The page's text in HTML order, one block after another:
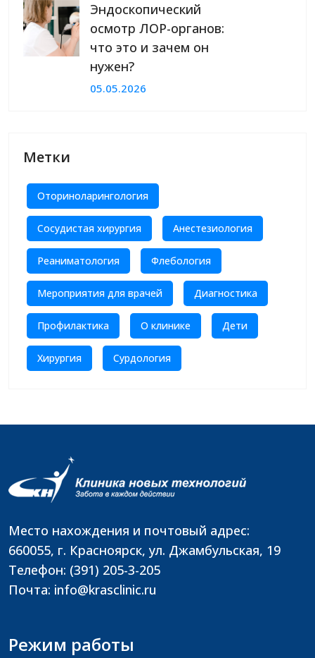
Эндоскопический
осмотр ЛОР-органов:
что это и зачем он
нужен?
05.05.2026
Метки
Оториноларингология
Сосудистая хирургия Анестезиология
Реаниматология Флебология
Мероприятия для врачей Диагностика
Профилактика О клинике Дети
Хирургия Сурдология
Место нахождения и почтовый адрес:
660055, г. Красноярск, ул. Джамбульская, 19
Телефон: (391) 205-3-205
Почта: info@krasclinic.ru
Режим работы